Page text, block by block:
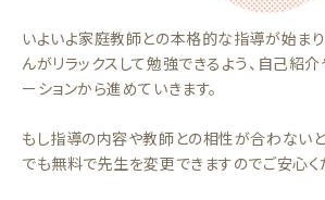
いよいよ家庭教師との本格的な指導が始ま
んがリラックスして勉強できるよう、自己紹
ーションから進めていきます。
もし指導の内容や教師との相性が合わない
でも無料で先生を変更できますのでご安心く